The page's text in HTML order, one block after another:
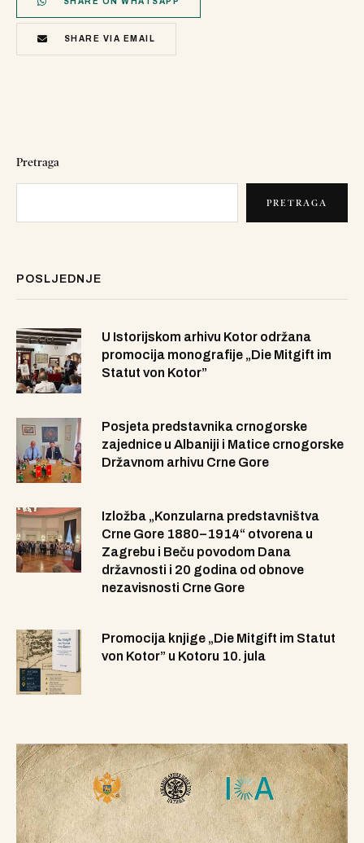
SHARE VIA EMAIL
Pretraga
PRETRAGA
POSLJEDNJE
U Istorijskom arhivu Kotor održana
promocija monografije „Die Mitgift im
Statut von Kotor”
Posjeta predstavnika crnogorske
zajednice u Albaniji i Matice crnogorske
Državnom arhivu Crne Gore
Izložba „Konzularna predstavništva
Crne Gore 1880–1914“ otvorena u
Zagrebu i Beču povodom Dana
državnosti i 20 godina od obnove
nezavisnosti Crne Gore
Promocija knjige „Die Mitgift im Statut
von Kotor” u Kotoru 10. jula